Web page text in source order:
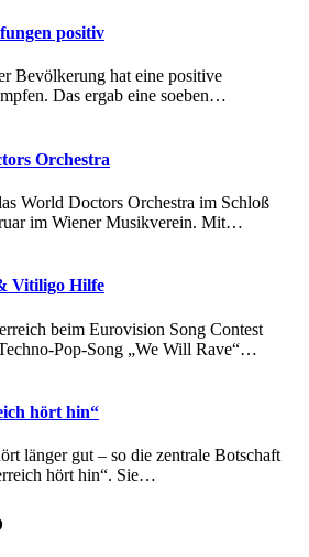
positiv
Bevölkerung hat eine positive
Das ergab eine soeben…
Orchestra
World Doctors Orchestra im Schloß
im Wiener Musikverein. Mit…
Vitiligo Hilfe
beim Eurovision Song Contest
Pop-Song „We Will Rave“…
hört hin“
länger gut – so die zentrale Botschaft
hört hin“. Sie…